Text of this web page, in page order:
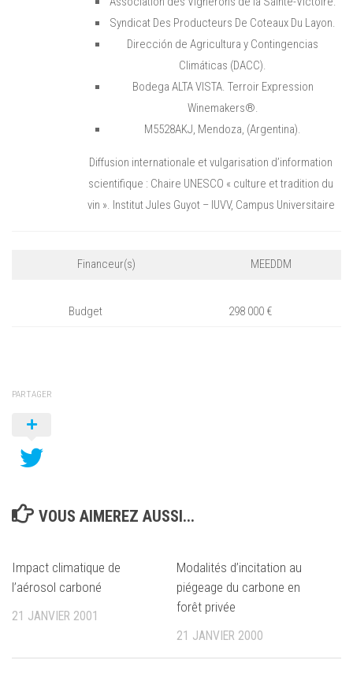
Syndicat Des Producteurs De Coteaux Du Layon.
Dirección de Agricultura y Contingencias
Climáticas (DACC).
Bodega ALTA VISTA. Terroir Expression
Winemakers®.
M5528AKJ, Mendoza, (Argentina).
Diffusion internationale et vulgarisation d’information
scientifique : Chaire UNESCO « culture et tradition du
vin ». Institut Jules Guyot – IUVV, Campus Universitaire
Financeur(s) MEEDDM
Budget 298 000 €
PARTAGER
VOUS AIMEREZ AUSSI...
Impact climatique de
l’aérosol carboné
21 JANVIER 2001
Modalités d’incitation au
piégeage du carbone en
forêt privée
21 JANVIER 2000